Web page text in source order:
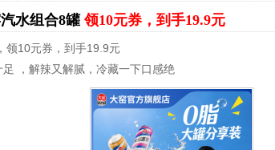
水组合8罐领10元券，到手19.9元
领10元券，到手19.9元
，解辣又解腻，冷藏一下口感绝